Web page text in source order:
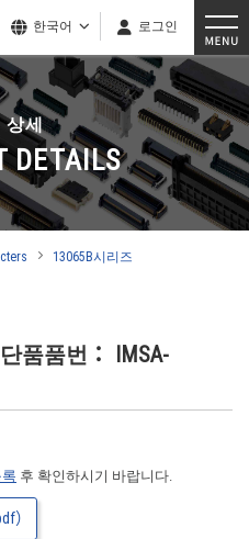
한국어 로그인
상세
DETAILS
13065B시리즈
단품품번： IMSA-
후 확인하시기 바랍니다.
）